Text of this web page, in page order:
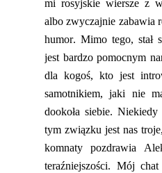
mi rosyjskie wiersze z
albo zwyczajnie zabawia
humor. Mimo tego, stał
jest bardzo pomocnym
dla kogoś, kto jest
samotnikiem, jaki nie
dookoła siebie.
tym związku jest nas
komnaty pozdrawia
teraźniejszości. Mój